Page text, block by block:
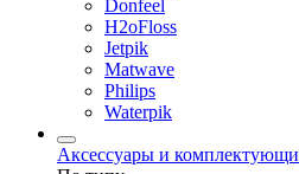
Donfeel
H2oFloss
Jetpik
Matwave
Philips
Waterpik
Аксессуары и